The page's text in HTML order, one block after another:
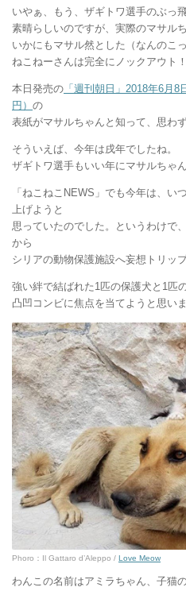
いやぁ、もう、ザギトワ選手のぶっ
素晴らしいのですが、実際のマサルち
いかにもマサル然とした（なんのこ
ねこねーさんは完全にノックアウト！
本日発売の 「週刊朝日」2018年6月
円） の
表紙がマサルちゃんと知って、思わ
そういえば、今年は戌年でしたね。
ザギトワ選手もいい年にマサルちゃ
「ねこねこNEWS」でも今年は、い
上げようと
思っていたのでした。というわけで
から
シリアの動物保護施設へ妄想トリップ
強い絆で結ばれた1匹の保護犬と1匹
凸凹コンビに焦点を当てようと思い
Phoro：Il Gattaro d’Aleppo / Love Meow
わんこの名前はアミラちゃん、子猫